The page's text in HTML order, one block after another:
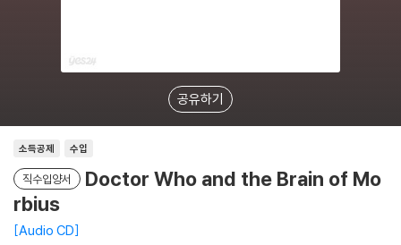
공유하기
소득공제 수입
직수입양서
Doctor Who and the Brain of Mo
rbius
Audio CD